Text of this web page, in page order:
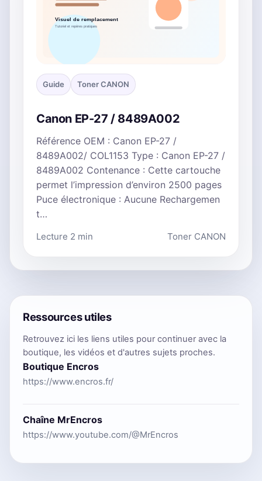
Guide Toner CANON
Canon EP-27 / 8489A002
Référence OEM : Canon EP-27 /
8489A002/ COL1153 Type : Canon EP-27 /
8489A002 Contenance : Cette cartouche
permet l’impression d’environ 2500 pages
Puce électronique : Aucune Rechargemen
t…
Lecture 2 min Toner CANON
Ressources utiles
Retrouvez ici les liens utiles pour continuer avec la
boutique, les vidéos et d'autres sujets proches.
Boutique Encros
https://www.encros.fr/
Chaîne MrEncros
https://www.youtube.com/@MrEncros